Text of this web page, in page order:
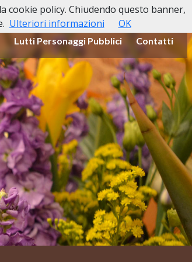
Lutti Personaggi Pubblici Contatti
policy. Chiudendo questo banner,
Ulteriori informazioni OK